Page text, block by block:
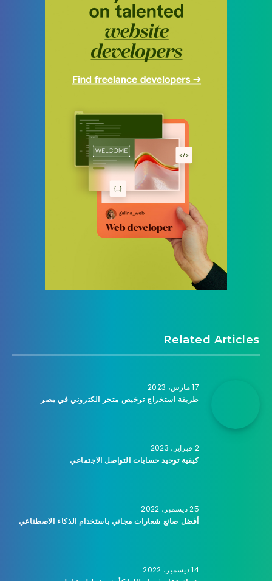
Related Articles
17 مارس، 2023
طريقة استخراج ترخيص متجر الكتروني في مصر
2 فبراير، 2023
كيفية توحيد حسابات التواصل الاجتماعي
25 ديسمبر، 2022
أفضل صانع شعارات مجاني باستخدام الذكاء الاصطناعي
14 ديسمبر، 2022